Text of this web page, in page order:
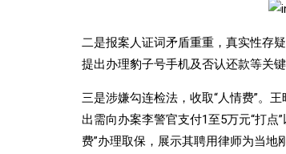
二是报案人证词矛盾重重，真实性存
提出办理豹子号手机及否认还款等关
三是涉嫌勾连检法，收取“人情费”。
出需向办案李警官支付1至5万元“打点
费”办理取保，展示其聘用律师为当